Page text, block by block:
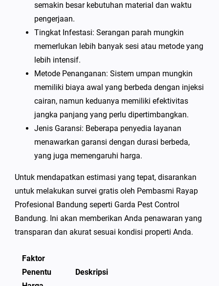
semakin besar kebutuhan material dan waktu
pengerjaan.
Tingkat Infestasi: Serangan parah mungkin
memerlukan lebih banyak sesi atau metode yang
lebih intensif.
Metode Penanganan: Sistem umpan mungkin
memiliki biaya awal yang berbeda dengan injeksi
cairan, namun keduanya memiliki efektivitas
jangka panjang yang perlu dipertimbangkan.
Jenis Garansi: Beberapa penyedia layanan
menawarkan garansi dengan durasi berbeda,
yang juga memengaruhi harga.
Untuk mendapatkan estimasi yang tepat, disarankan
untuk melakukan survei gratis oleh Pembasmi Rayap
Profesional Bandung seperti Garda Pest Control
Bandung. Ini akan memberikan Anda penawaran yang
transparan dan akurat sesuai kondisi properti Anda.
Faktor
Penentu
Deskripsi